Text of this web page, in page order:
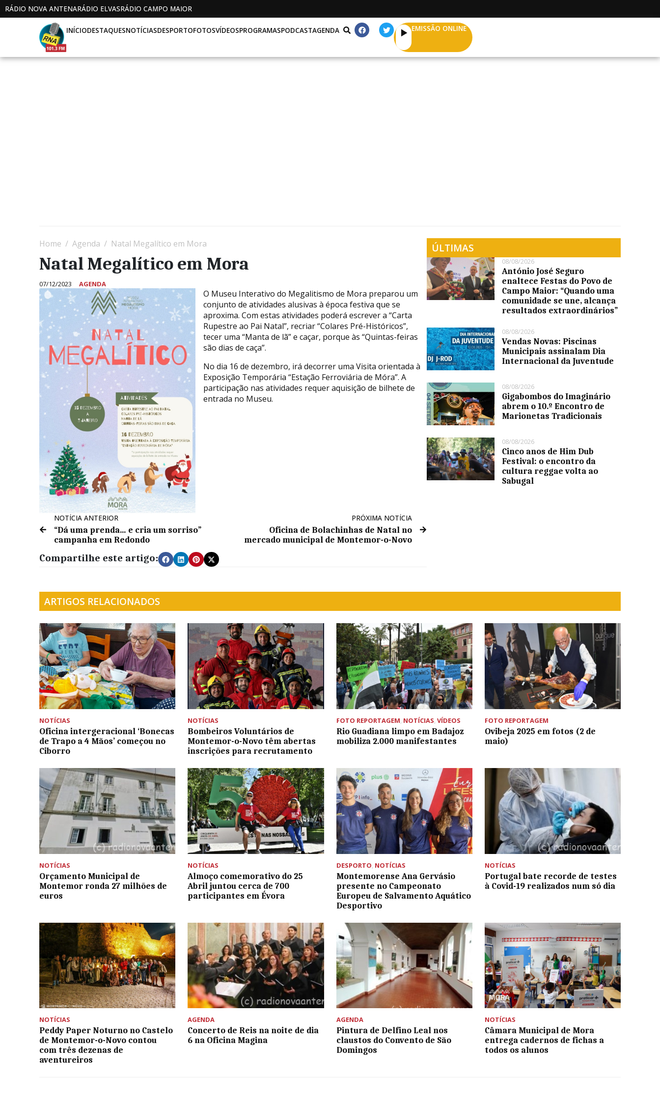
RÁDIO NOVA ANTENARÁDIO ELVASRÁDIO CAMPO MAIOR
INÍCIODESTAQUESNOTÍCIASDESPORTOFOTOSVÍDEOSPROGRAMASPODCASTAGENDA EMISSÃO ONLINE
Home Agenda Natal Megalítico em Mora
Natal Megalítico em Mora
07/12/2023 AGENDA
O Museu Interativo do Megalitismo de Mora preparou um
conjunto de atividades alusivas à época festiva que se
aproxima. Com estas atividades poderá escrever a “Carta
Rupestre ao Pai Natal”, recriar “Colares Pré-Históricos”,
tecer uma “Manta de lã” e caçar, porque às “Quintas-feiras
são dias de caça”.
No dia 16 de dezembro, irá decorrer uma Visita orientada à
Exposição Temporária “Estação Ferroviária de Móra”. A
participação nas atividades requer aquisição de bilhete de
entrada no Museu.
NOTÍCIA ANTERIOR
“Dá uma prenda… e cria um sorriso”
campanha em Redondo
PRÓXIMA NOTÍCIA
Oficina de Bolachinhas de Natal no
mercado municipal de Montemor-o-Novo
Compartilhe este artigo:
ÚLTIMAS
08/08/2026
António José Seguro
enaltece Festas do Povo de
Campo Maior: “Quando uma
comunidade se une, alcança
resultados extraordinários”
08/08/2026
Vendas Novas: Piscinas
Municipais assinalam Dia
Internacional da Juventude
08/08/2026
Gigabombos do Imaginário
abrem o 10.º Encontro de
Marionetas Tradicionais
08/08/2026
Cinco anos de Him Dub
Festival: o encontro da
cultura reggae volta ao
Sabugal
ARTIGOS RELACIONADOS
NOTÍCIAS
Oficina intergeracional ‘Bonecas
de Trapo a 4 Mãos’ começou no
Ciborro
NOTÍCIAS
Bombeiros Voluntários de
Montemor-o-Novo têm abertas
inscrições para recrutamento
FOTO REPORTAGEM, NOTÍCIAS, VÍDEOS
Rio Guadiana limpo em Badajoz
mobiliza 2.000 manifestantes
FOTO REPORTAGEM
Ovibeja 2025 em fotos (2 de
maio)
NOTÍCIAS
Orçamento Municipal de
Montemor ronda 27 milhões de
euros
NOTÍCIAS
Almoço comemorativo do 25
Abril juntou cerca de 700
participantes em Évora
DESPORTO, NOTÍCIAS
Montemorense Ana Gervásio
presente no Campeonato
Europeu de Salvamento Aquático
Desportivo
NOTÍCIAS
Portugal bate recorde de testes
à Covid-19 realizados num só dia
NOTÍCIAS
Peddy Paper Noturno no Castelo
de Montemor-o-Novo contou
com três dezenas de
aventureiros
AGENDA
Concerto de Reis na noite de dia
6 na Oficina Magina
AGENDA
Pintura de Delfino Leal nos
claustos do Convento de São
Domingos
NOTÍCIAS
Câmara Municipal de Mora
entrega cadernos de fichas a
todos os alunos